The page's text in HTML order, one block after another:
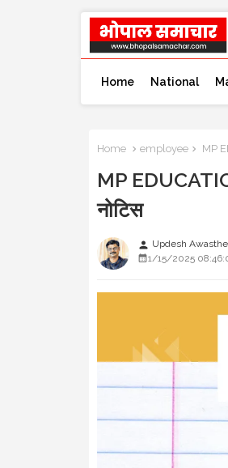
Home National
Home employee MP
MP
नोटिस
person Updesh
1/15/2025